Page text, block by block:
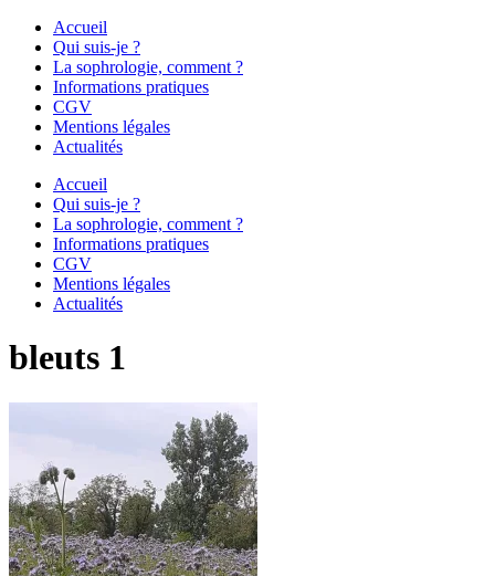
Accueil
Qui suis-je ?
La sophrologie, comment ?
Informations pratiques
CGV
Mentions légales
Actualités
Accueil
Qui suis-je ?
La sophrologie, comment ?
Informations pratiques
CGV
Mentions légales
Actualités
bleuts 1